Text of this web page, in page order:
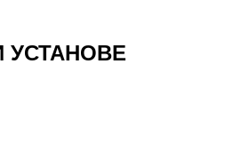
УСТАНОВЕ